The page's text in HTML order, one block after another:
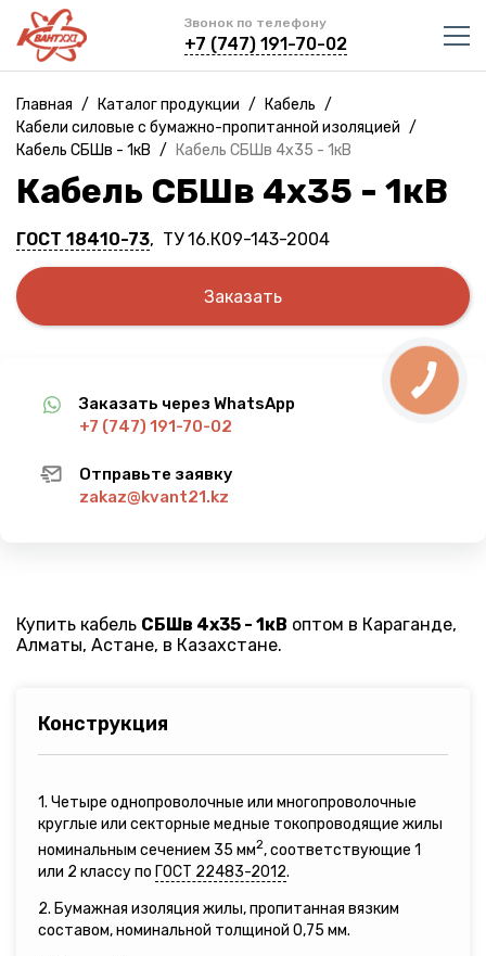
Звонок по телефону
+7 (747) 191-70-02
Главная / Каталог продукции / Кабель /
Кабели силовые с бумажно-пропитанной изоляцией /
Кабель СБШв - 1кВ / Кабель СБШв 4х35 - 1кВ
Кабель СБШв 4х35 - 1кВ
ГОСТ 18410-73, ТУ 16.К09-143-2004
Заказать
Заказать через WhatsApp
+7 (747) 191-70-02
Отправьте заявку
zakaz@kvant21.kz
Купить кабель СБШв 4х35 - 1кВ оптом в Караганде,
Алматы, Астане, в Казахстане.
Конструкция
1. Четыре однопроволочные или многопроволочные
круглые или секторные медные токопроводящие жилы
номинальным сечением 35 мм2, соответствующие 1
или 2 классу по ГОСТ 22483-2012.
2. Бумажная изоляция жилы, пропитанная вязким
составом, номинальной толщиной 0,75 мм.